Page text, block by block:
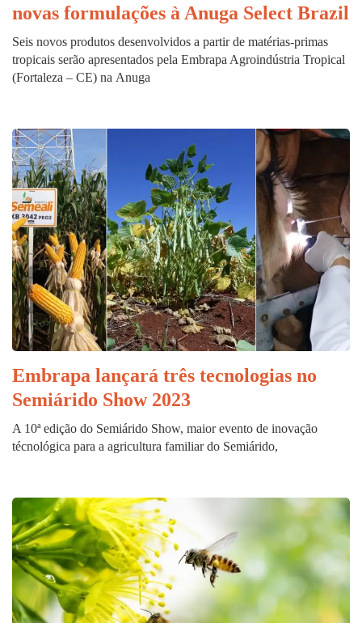
novas formulações à Anuga Select Brazil
Seis novos produtos desenvolvidos a partir de matérias-primas
tropicais serão apresentados pela Embrapa Agroindústria Tropical
(Fortaleza – CE) na Anuga
Embrapa lançará três tecnologias no
Semiárido Show 2023
A 10ª edição do Semiárido Show, maior evento de inovação
técnológica para a agricultura familiar do Semiárido,